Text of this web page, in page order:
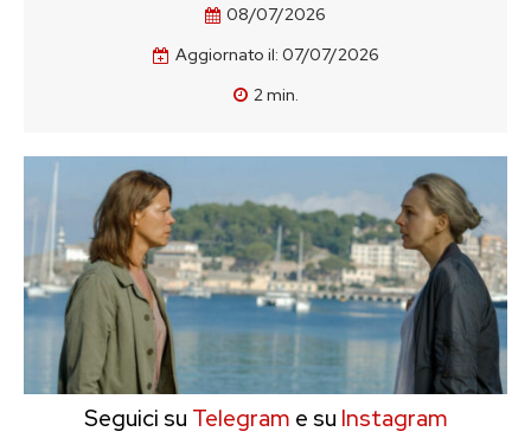
08/07/2026
Aggiornato il: 07/07/2026
2min.
Seguici su Telegram e su Instagram